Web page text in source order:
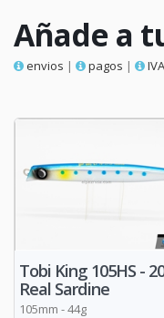
Añade a
envios | pagos |
Tobi King 105HS -
Real Sardine
105mm - 44g